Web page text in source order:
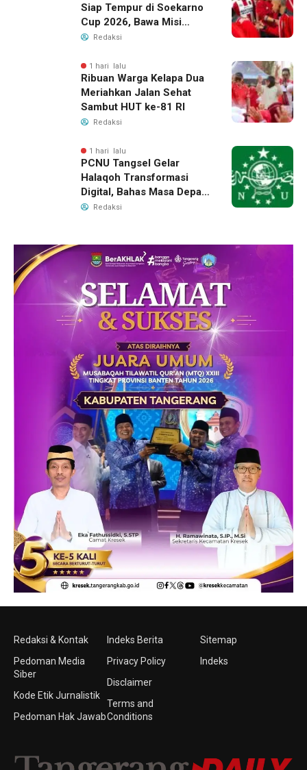
Siap Tempur di Soekarno
Cup 2026, Bawa Misi
Harumkan Nama Banten
Redaksi
1 hari lalu
Ribuan Warga Kelapa Dua
Meriahkan Jalan Sehat
Sambut HUT ke-81 RI
Redaksi
1 hari lalu
PCNU Tangsel Gelar
Halaqoh Transformasi
Digital, Bahas Masa Depan
NU di Era Disrupsi
Redaksi
Redaksi & Kontak
Pedoman Media
Siber
Kode Etik Jurnalistik
Pedoman Hak Jawab
Indeks Berita
Privacy Policy
Disclaimer
Terms and
Conditions
Sitemap
Indeks